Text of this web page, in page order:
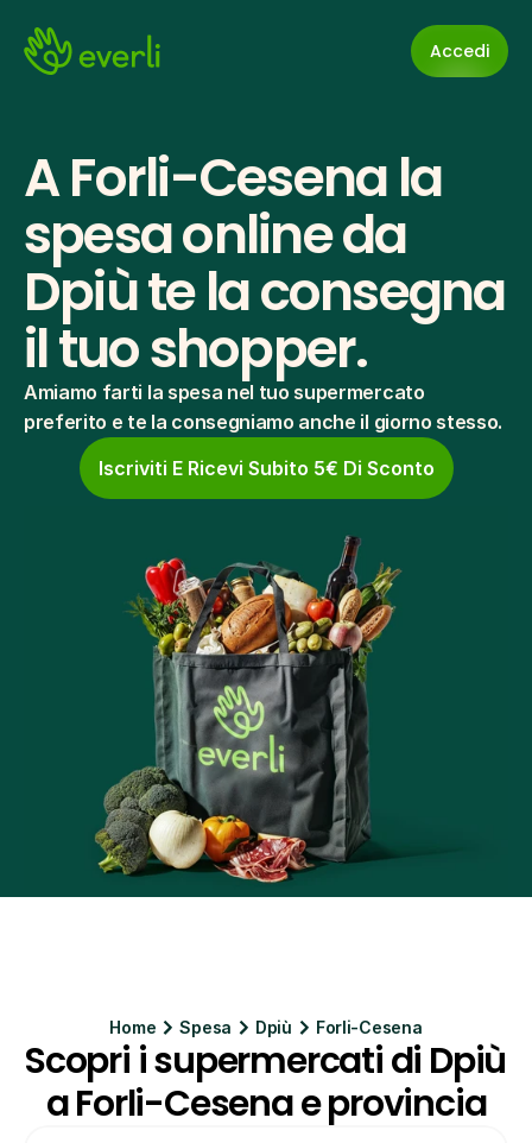
Accedi
A Forli-Cesena la
spesa online da
Dpiù te la consegna
il tuo shopper.
Amiamo farti la spesa nel tuo supermercato
preferito e te la consegniamo anche il giorno stesso.
Iscriviti E Ricevi Subito 5€ Di Sconto
Home Spesa Dpiù Forli-Cesena
Scopri i supermercati di Dpiù
a Forli-Cesena e provincia